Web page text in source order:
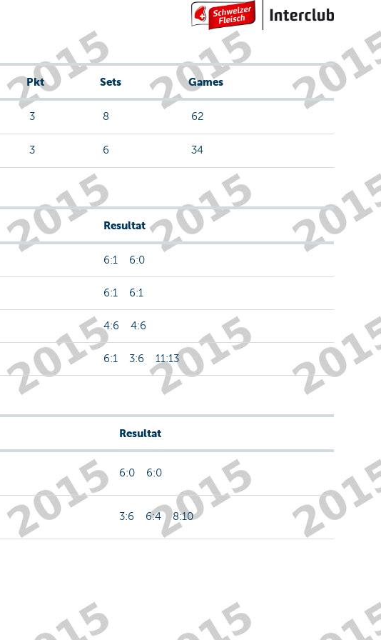
Pkt Sets Games
3 8 62
3 6 34
Resultat
6:1 6:0
6:1 6:1
4:6 4:6
6:1 3:6 11:13
Resultat
6:0 6:0
3:6 6:4 8:10